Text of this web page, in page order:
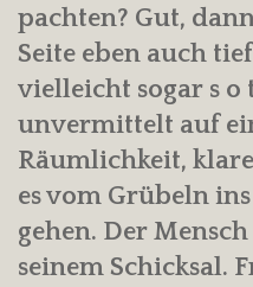
pachten? Gut,
Seite eben auch
vielleicht sogar s o
unvermittelt auf
Räumlichkeit,
es vom Grübeln
gehen. Der
seinem Schicksal.